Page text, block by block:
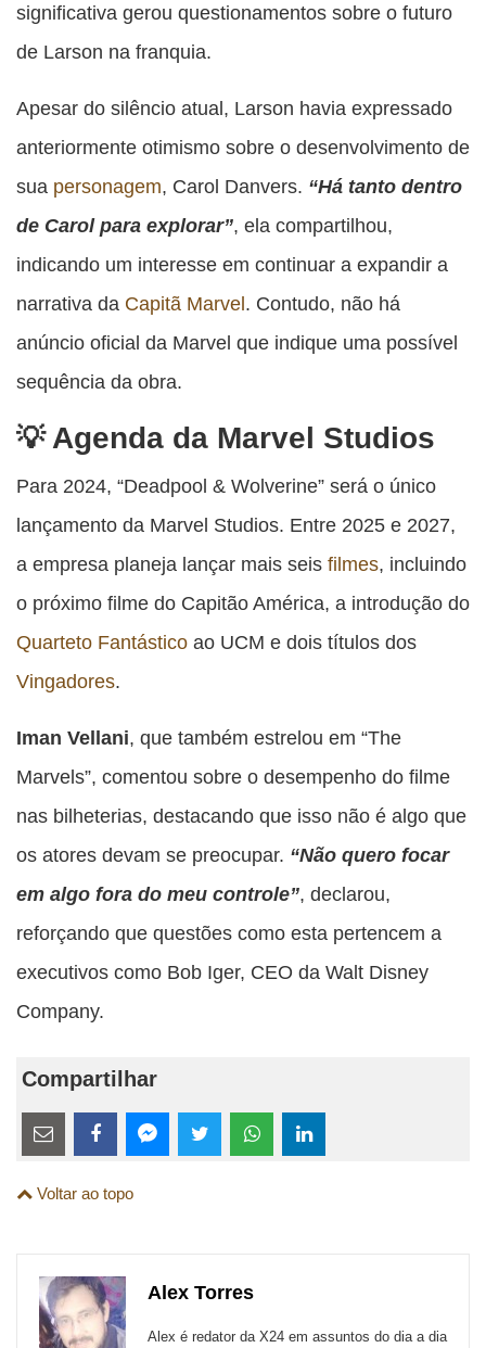
significativa gerou questionamentos sobre o futuro
de Larson na franquia.
Apesar do silêncio atual, Larson havia expressado
anteriormente otimismo sobre o desenvolvimento de
sua personagem, Carol Danvers. “Há tanto dentro
de Carol para explorar”, ela compartilhou,
indicando um interesse em continuar a expandir a
narrativa da Capitã Marvel. Contudo, não há
anúncio oficial da Marvel que indique uma possível
sequência da obra.
Agenda da Marvel Studios
Para 2024, “Deadpool & Wolverine” será o único
lançamento da Marvel Studios. Entre 2025 e 2027,
a empresa planeja lançar mais seis filmes, incluindo
o próximo filme do Capitão América, a introdução do
Quarteto Fantástico ao UCM e dois títulos dos
Vingadores.
Iman Vellani, que também estrelou em “The
Marvels”, comentou sobre o desempenho do filme
nas bilheterias, destacando que isso não é algo que
os atores devam se preocupar. “Não quero focar
em algo fora do meu controle”, declarou,
reforçando que questões como esta pertencem a
executivos como Bob Iger, CEO da Walt Disney
Company.
Compartilhar
Estes
links
são
sites
esta
Email
esta
FacebookMessenger
TwitterWhatsApp
Voltar ao topo
Alex Torres
Alex é redator da X24 em assuntos do dia a dia